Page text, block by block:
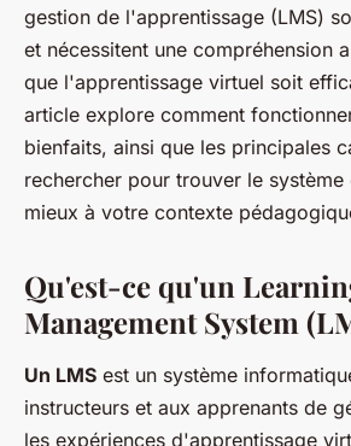
marthe• 5 mai 2023•4 min de lecture
gestion de l'apprentissage (LMS)
et nécessitent une compréhension
que l'apprentissage virtuel soit
article explore comment
bienfaits, ainsi que les principales
rechercher pour trouver le
mieux à votre contexte
Qu'est-ce qu'un
Management System
Un LMS est un système
instructeurs et aux apprenants de
les expériences d'apprentissage